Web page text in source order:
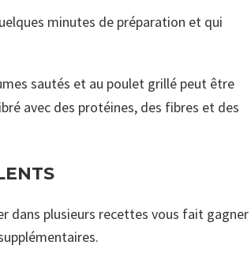
minutes de préparation et qui
sautés et au poulet grillé peut être
avec des protéines, des fibres et des
dans plusieurs recettes vous fait gagner